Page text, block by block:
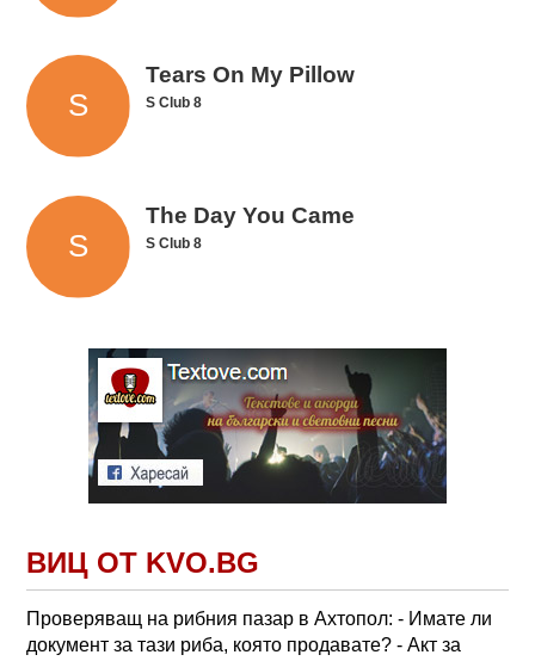
Tears On My Pillow
S Club 8
The Day You Came
S Club 8
ВИЦ ОТ KVO.BG
Проверяващ на рибния пазар в Ахтопол: - Имате ли
документ за тази риба, която продавате? - Акт за